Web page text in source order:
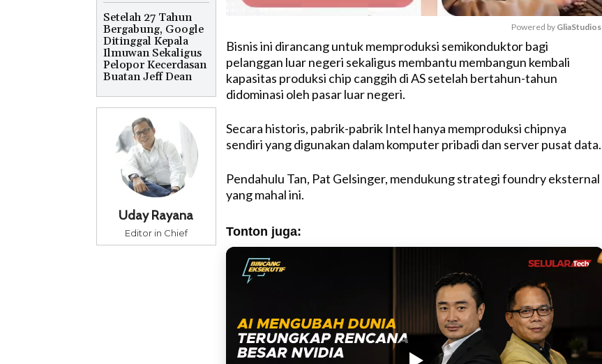
Setelah 27 Tahun
Bergabung, Google
Ditinggal Kepala
Ilmuwan Sekaligus
Pelopor Kecerdasan
Buatan Jeff Dean
Uday Rayana
Editor in Chief
M
u
e
Powered by GliaStudios
Bisnis ini dirancang untuk memproduksi semikonduktor bagi
pelanggan luar negeri sekaligus membantu membangun kembali
kapasitas produksi chip canggih di AS setelah bertahun-tahun
didominasi oleh pasar luar negeri.
Secara historis, pabrik-pabrik Intel hanya memproduksi chipnya
sendiri yang digunakan dalam komputer pribadi dan server pusat data.
Pendahulu Tan, Pat Gelsinger, mendukung strategi foundry eksternal
yang mahal ini.
Tonton juga: